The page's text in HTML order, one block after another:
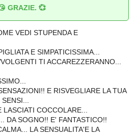
GRAZIE. 💞
VEDI STUPENDA E
E SIMPATICISSIMA...
TI ACCAREZZERANNO...
E RISVEGLIARE LA TUA
COCCOLARE...
DA SOGNO!! E' FANTASTICO!!
LA SENSUALITA'E LA